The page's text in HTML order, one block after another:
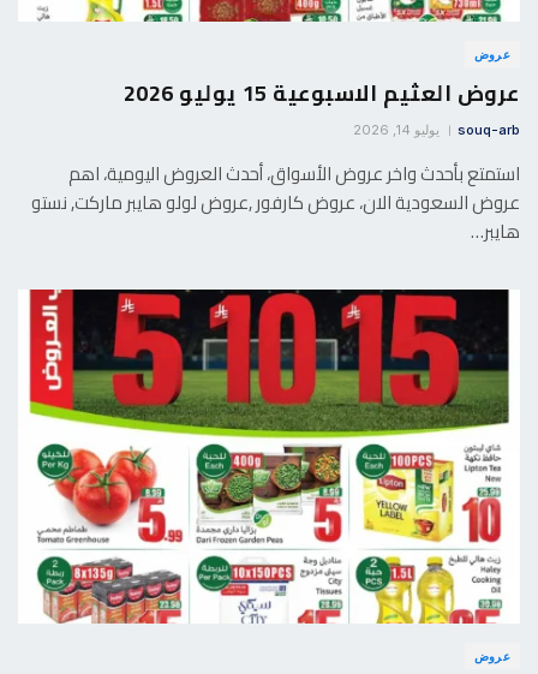
عروض
عروض العثيم الاسبوعية 15 يوليو 2026
souq-arb يوليو 14, 2026
استمتع بأحدث واخر عروض الأسواق، أحدث العروض اليومية، اهم
عروض السعودية الان، عروض كارفور ,عروض لولو هايبر ماركت, نستو
هايبر…
عروض